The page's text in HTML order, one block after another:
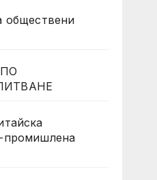
обществени
промишлена